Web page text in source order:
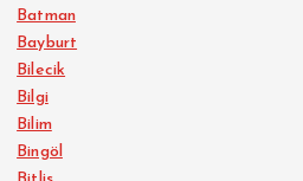
Batman
Bayburt
Bilecik
Bilgi
Bilim
Bingöl